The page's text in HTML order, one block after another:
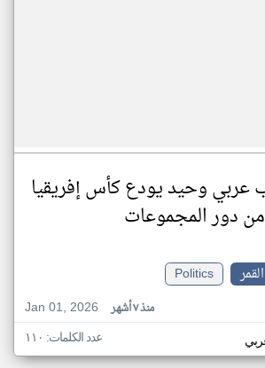
عربي وحيد يودع كأس إفريقيا
Politics
Jan 01, 2026
منذ ٧ أشهر
عدد الكلمات: ١١٠